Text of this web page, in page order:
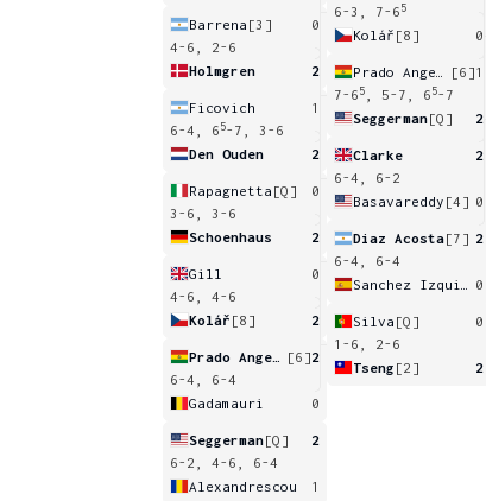
Barrena [3]
0
4-6, 2-6
Holmgren
2
Ficovich
1
6-4, 6 5-7, 3-6
Den Ouden
2
Rapagnetta [Q]
0
3-6, 3-6
Schoenhaus
2
Gill
0
4-6, 4-6
Kolář [8] 2
[6]2
6-4, 6-4
Gadamauri
0
Seggerman[Q]
2
6-2, 4-6, 6-4
Alexandrescou
1
6-3, 7-6 5
Kolář [8] 0
[6]1
7-6 5 , 5-7, 6 5-7
Seggerman[Q] 2
Clarke
2
6-4, 6-2
Basavareddy [4] 0
Diaz Acosta[7] 2
6-4, 6-4
0
Silva [Q]
0
1-6, 2-6
Tseng [2] 2